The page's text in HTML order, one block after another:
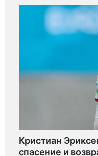
Кристиан
спасение и